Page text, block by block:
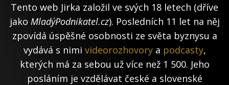
Tento web Jirka založil ve svých 18 letech (dříve
jako MladýPodnikatel.cz). Posledních 11 let na něj
zpovídá úspěšné osobnosti ze světa byznysu a
vydává s nimi videorozhovorya podcasty,
kterých má za sebou už více než 1 500. Jeho
posláním je vzdělávat české a slovenské